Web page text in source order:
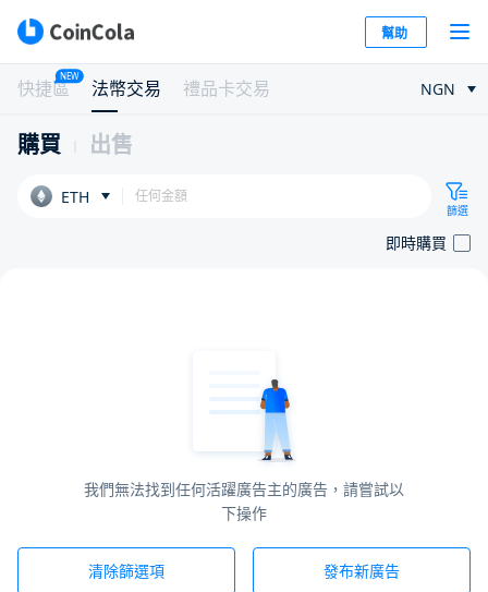
幫助
快捷區
NEW
法幣交易 禮品卡交易 NGN
購買 出售
ETH
篩選
即時購買
我們無法找到任何活躍廣告主的廣告，請嘗試以
下操作
清除篩選項 發布新廣告